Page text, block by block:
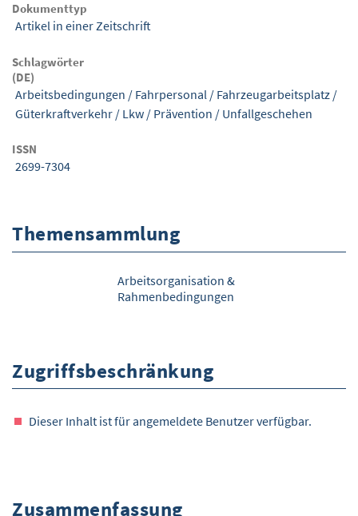
Dokumenttyp
Artikel in einer Zeitschrift
Schlagwörter
(DE)
Arbeitsbedingungen / Fahrpersonal / Fahrzeugarbeitsplatz /
Güterkraftverkehr / Lkw / Prävention / Unfallgeschehen
ISSN
2699-7304
Themensammlung
Arbeitsorganisation &
Rahmenbedingungen
Zugriffsbeschränkung
Dieser Inhalt ist für angemeldete Benutzer verfügbar.
Zusammenfassung